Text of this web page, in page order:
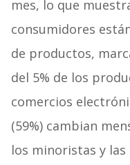
mes, lo que
consumidores
de productos,
del 5% de los
comercios
(59%) cambian
los minoristas y